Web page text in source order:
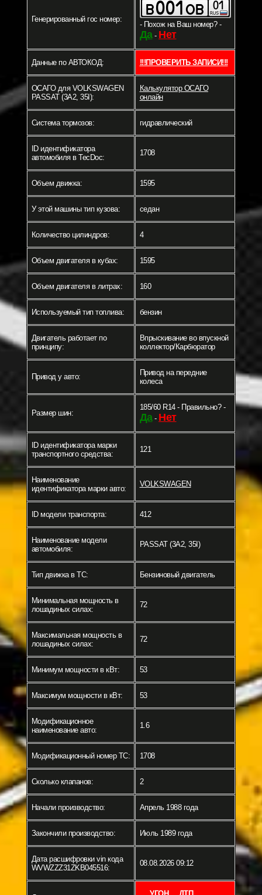
Генерированный гос номер:
- Похож на Ваш номер? -
Да- Нет
Данные по АВТОКОД: !!!ПРОВЕРИТЬ ЗАПИСИ!!!
ОСАГО для VOLKSWAGEN
PASSAT (3A2, 35I):
Калькулятор ОСАГО
онлайн
Система тормозов: гидравлический
ID идентификатора
автомобиля в TecDoc:
1708
Объем движка: 1595
У этой машины тип кузова: седан
Количество цилиндров: 4
Объем двигателя в кубах: 1595
Объем двигателя в литрах: 160
Используемый тип топлива: бензин
Двигатель работает по
принципу:
Впрыскивание во впускной
коллектор/Карбюратор
Привод у авто:
Привод на передние
колеса
Размер шин:
185/60 R14 - Правильно? -
Да- Нет
ID идентификатора марки
транспортного средства:
121
Наименование
идентификатора марки авто:
VOLKSWAGEN
ID модели транспорта: 412
Наименование модели
автомобиля:
PASSAT (3A2, 35I)
Тип движка в ТС: Бензиновый двигатель
Минимальная мощность в
лошадиных силах:
72
Максимальная мощность в
лошадиных силах:
72
Минимум мощности в кВт: 53
Максимум мощности в кВт: 53
Модификационное
наименование авто:
1.6
Модификационный номер ТС: 1708
Сколько клапанов: 2
Начали производство: Апрель 1988 года
Закончили производство: Июль 1989 года
Дата расшифровки vin кода
WVWZZZ31ZKB045516:
08.08.2026 09:12